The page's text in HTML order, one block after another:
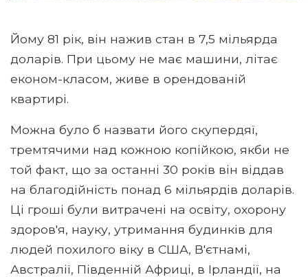
Йому 81 рік, він нажив стан в 7,5 мільярда
доларів. При цьому не має машини, літає
економ-класом, живе в орендованій
квартирі.
Можна було б назвати його скупердяї,
тремтячими над кожною копійкою, якби не
той факт, що за останні 30 років він віддав
на благодійність понад 6 мільярдів доларів.
Ці гроші були витрачені на освіту, охорону
здоров'я, науку, утримання будинків для
людей похилого віку в США, В'єтнамі,
Австралії, Південній Африці, в Ірландії, на